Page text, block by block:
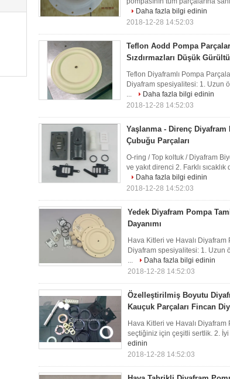
Daha fazla bilgi edinin
2018-12-28 14:52:03
Teflon Aodd Pompa
Sızdırmazları Düşük Gürültü
Teflon Diyaframlı Pompa
Diyafram spesiyalitesi: 1. Uzun
...
Daha fazla bilgi edinin
2018-12-28 14:52:03
Yaşlanma - Direnç Diyafram
Çubuğu Parçaları
O-ring / Top koltuk / Diyafram
ve yakıt direnci 2. Farklı
Daha fazla bilgi edinin
2018-12-28 14:52:03
Yedek Diyafram Pompa
Dayanımı
Hava Kitleri ve Havalı Diyafram
Diyafram spesiyalitesi: 1. Uzun
...
Daha fazla bilgi edinin
2018-12-28 14:52:03
Özelleştirilmiş Boyutu
Kauçuk Parçaları Fincan
Hava Kitleri ve Havalı
seçtiğiniz için çeşitli sertlik. 2. İyi
edinin
2018-12-28 14:52:03